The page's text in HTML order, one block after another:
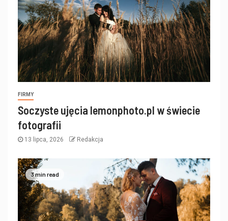
FIRMY
Soczyste ujęcia lemonphoto.pl w świecie
fotografii
13 lipca, 2026 Redakcja
3 min read